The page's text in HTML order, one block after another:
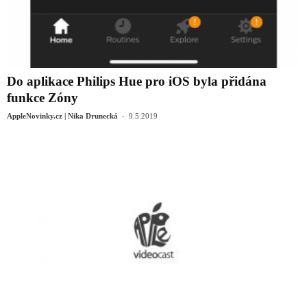
Do aplikace Philips Hue pro iOS byla přidána
funkce Zóny
AppleNovinky.cz | Nika Drunecká - 9.5.2019